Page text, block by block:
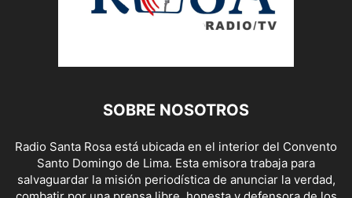
SOBRE NOSOTROS
Radio Santa Rosa está ubicada en el interior del Convento
Santo Domingo de Lima. Esta emisora trabaja para
salvaguardar la misión periodística de anunciar la verdad,